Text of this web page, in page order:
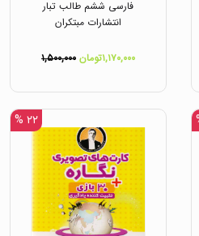
فارسی ششم طالب تبار
انتشارات مبتکران
۱,۱۷۰,۰۰۰تومان ۱,۵۰۰,۰۰۰
۲۲ %